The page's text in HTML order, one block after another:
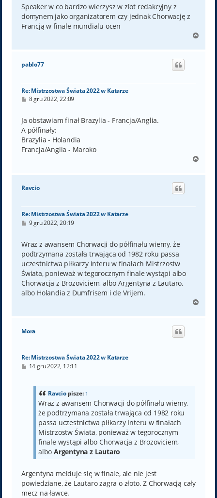
t
Speaker w co bardzo wierzysz w zlot redakcyjny z
domynem jako organizatorem czy jednak Chorwację z
Francją w finale mundialu ocen
g
pablo77
Re: Mistrzostwa Świata 2022 w Katarze
P
t
8 gru 2022, 22:09
Ja obstawiam finał Brazylia - Francja/Anglia.
A półfinały:
Brazylia - Holandia
Francja/Anglia - Maroko
g
Ravcio
Re: Mistrzostwa Świata 2022 w Katarze
P
t
9 gru 2022, 20:19
Wraz z awansem Chorwacji do półfinału wiemy, że
podtrzymana została trwająca od 1982 roku passa
uczestnictwa piłkarzy Interu w finałach Mistrzostw
Świata, ponieważ w tegorocznym finale wystąpi albo
Chorwacja z Brozoviciem, albo Argentyna z Lautaro,
albo Holandia z Dumfrisem i de Vrijem.
g
Mora
Re: Mistrzostwa Świata 2022 w Katarze
P14 gru 2022, 12:11
Ravciopisze:↑
Wraz z awansem Chorwacji do półfinału wiemy,
że podtrzymana została trwająca od 1982 roku
passa uczestnictwa piłkarzy Interu w finałach
Mistrzostw Świata, ponieważ w tegorocznym
finale wystąpi albo Chorwacja z Brozoviciem,
albo Argentyna z Lautaro
Argentyna melduje się w finale, ale nie jest
powiedziane, że Lautaro zagra o złoto. Z Chorwacją cały
mecz na ławce.